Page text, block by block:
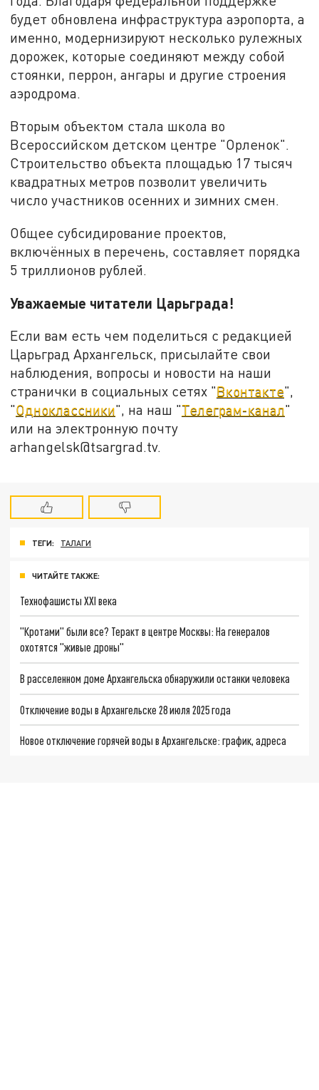
будет обновлена инфраструктура аэропорта, а
именно, модернизируют несколько рулежных
дорожек, которые соединяют между собой
стоянки, перрон, ангары и другие строения
аэродрома.
Вторым объектом стала школа во
Всероссийском детском центре "Орленок".
Строительство объекта площадью 17 тысяч
квадратных метров позволит увеличить
число участников осенних и зимних смен.
Общее субсидирование проектов,
включённых в перечень, составляет порядка
5 триллионов рублей.
Уважаемые читатели Царьграда!
Если вам есть чем поделиться с редакцией
Царьград Архангельск, присылайте свои
наблюдения, вопросы и новости на наши
странички в социальных сетях "Вконтакте",
"Одноклассники", на наш "Телеграм-канал"
или на электронную почту
arhangelsk@tsargrad.tv.
ТЕГИ: ТАЛАГИ
ЧИТАЙТЕ ТАКЖЕ:
Технофашисты XXI века
"Кротами" были все? Теракт в центре Москвы: На генералов
охотятся "живые дроны"
В расселенном доме Архангельска обнаружили останки человека
Отключение воды в Архангельске 28 июля 2025 года
Новое отключение горячей воды в Архангельске: график, адреса